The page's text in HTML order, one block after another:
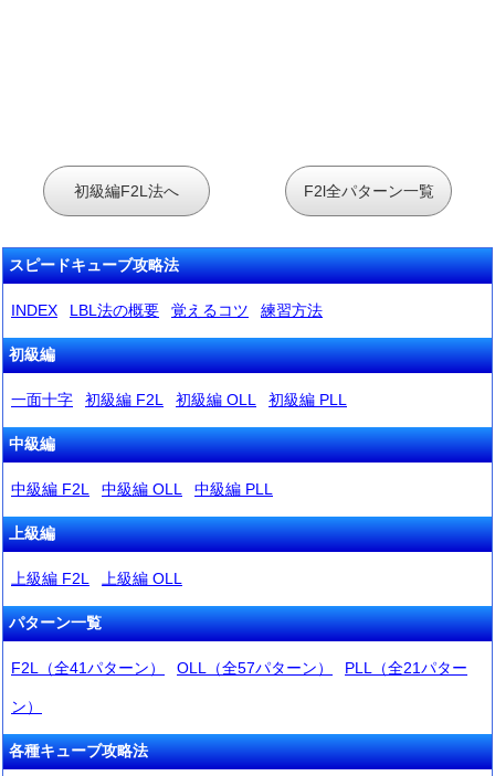
初級編F2L法へ F2l全パターン一覧
スピードキューブ攻略法
INDEX LBL法の概要 覚えるコツ 練習方法
初級編
一面十字 初級編 F2L 初級編 OLL 初級編 PLL
中級編
中級編 F2L 中級編 OLL 中級編 PLL
上級編
上級編 F2L 上級編 OLL
パターン一覧
F2L（全41パターン） OLL（全57パターン） PLL（全21パター
ン）
各種キューブ攻略法